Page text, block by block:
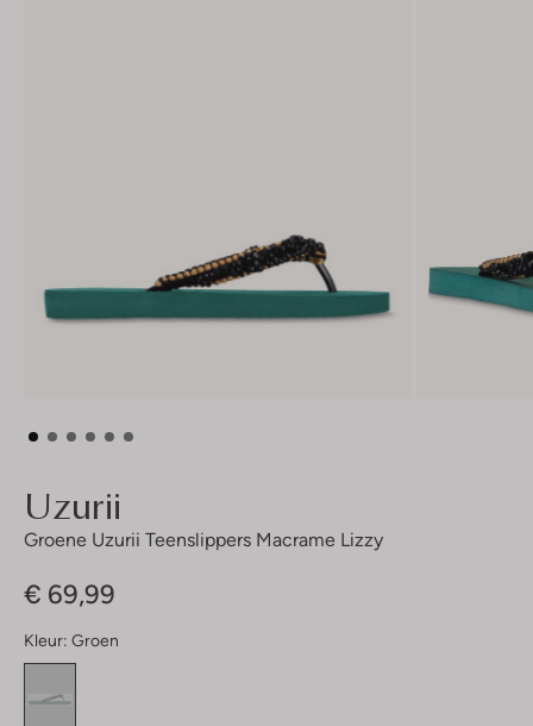
Uzurii
Groene Uzurii Teenslippers Macrame Lizzy
€ 69,99
Kleur: Groen